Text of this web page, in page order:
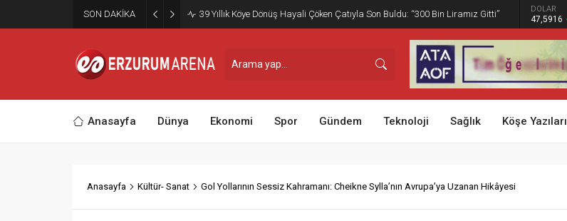
SON DAKİKA 39 Yıllık Köye Dönüş Hayali Çöken Çatıyla Son Buldu: “300 Bin Liramız Gitti”
GRAM ALTIN
6.521,34
DOLAR
47,5916
Anasayfa Dünya Ekonomi Spor Gündem Teknoloji Sağlık Köşe Yazıları
Anasayfa Kültür- Sanat Gol Yollarının Sessiz Kahramanı: Cheikne Sylla’nın Avrupa’ya Uzanan Hikâyesi